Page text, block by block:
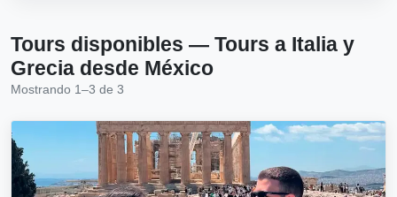
Tours disponibles — Tours a Italia y
Grecia desde México
Mostrando 1–3 de 3